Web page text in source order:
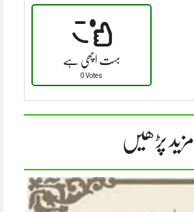
بہت اچھی ہے
0 Votes
مزید پڑھیں